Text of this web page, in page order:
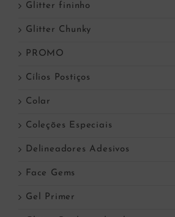
Glitter fininho
Glitter Chunky
PROMO
Cílios Postiços
Colar
Coleções Especiais
Delineadores Adesivos
Face Gems
Gel Primer